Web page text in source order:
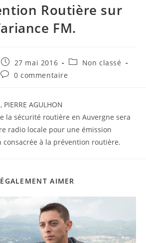
Routière sur
FM.
27 mai 2016
Non classé
0 commentaire
AGULHON
la sécurité routière en Auvergne sera
radio locale pour une émission
consacrée à la prévention routière.
AIMER